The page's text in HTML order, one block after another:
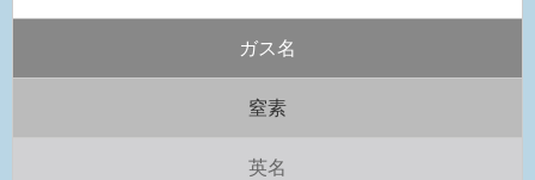
ガス名
窒素
英名